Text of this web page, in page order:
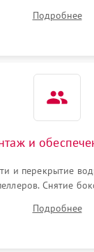
слива,
илиПодробнее
и
и перекрытие
Снятие
насосу, ТЭНу
Подробнее